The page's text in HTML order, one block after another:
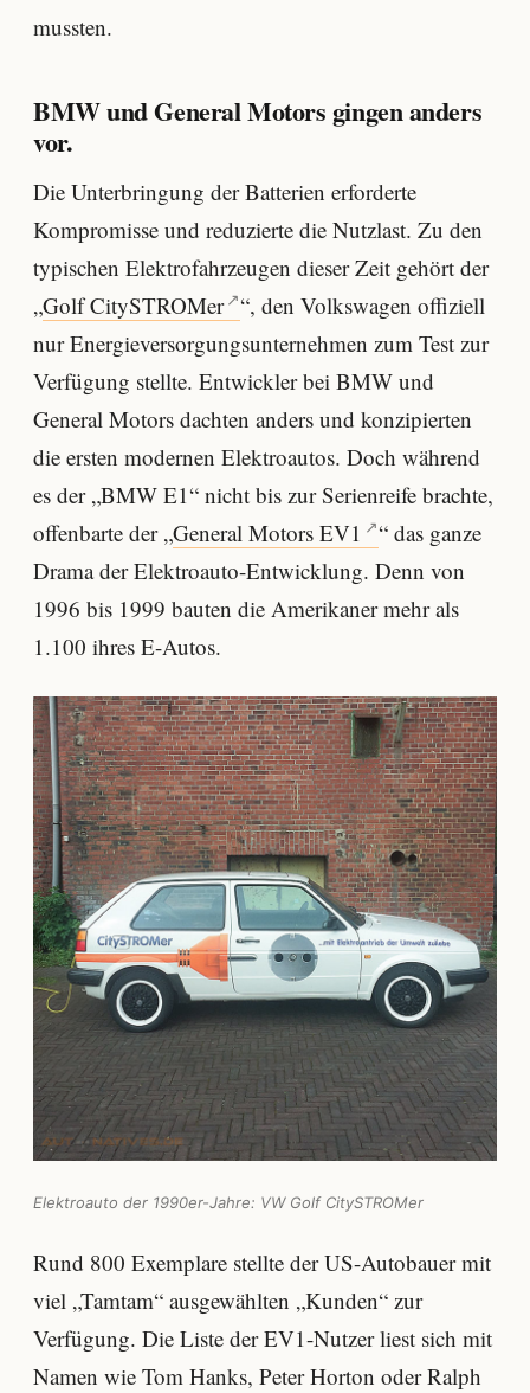
mussten.
BMW und General Motors gingen anders
vor.
Die Unterbringung der Batterien erforderte
Kompromisse und reduzierte die Nutzlast. Zu den
typischen Elektrofahrzeugen dieser Zeit gehört der
„Golf CitySTROMer “, den Volkswagen offiziell
nur Energieversorgungsunternehmen zum Test zur
Verfügung stellte. Entwickler bei BMW und
General Motors dachten anders und konzipierten
die ersten modernen Elektroautos. Doch während
es der „BMW E1“ nicht bis zur Serienreife brachte,
offenbarte der „General Motors EV1
“ das ganze
Drama der Elektroauto-Entwicklung. Denn von
1996 bis 1999 bauten die Amerikaner mehr als
1.100 ihres E-Autos.
Elektroauto der 1990er-Jahre: VW Golf CitySTROMer
Rund 800 Exemplare stellte der US-Autobauer mit
viel „Tamtam“ ausgewählten „Kunden“ zur
Verfügung. Die Liste der EV1-Nutzer liest sich mit
Namen wie Tom Hanks, Peter Horton oder Ralph